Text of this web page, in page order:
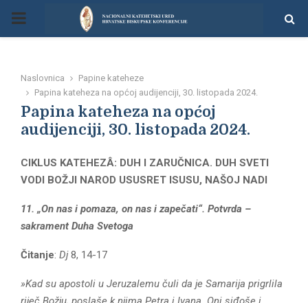
P
M
A
M
Naslovnica
Papine kateheze
Papina kateheza na općoj audijenciji, 30. listopada 2024.
Papina kateheza na općoj
audijenciji, 30. listopada 2024.
CIKLUS KATEHEZÂ: DUH I ZARUČNICA. DUH SVETI
VODI BOŽJI NAROD USUSRET ISUSU, NAŠOJ NADI
11. „On nas i pomaza, on nas i zapečati“. Potvrda –
sakrament Duha Svetoga
Čitanje: Dj8, 14-17
»Kad su apostoli u Jeruzalemu čuli da je Samarija prigrlila